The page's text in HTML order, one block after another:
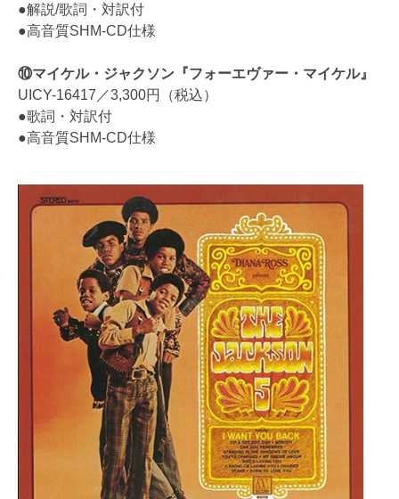
●解説/歌詞・対訳付
●高音質SHM-CD仕様
⑩マイケル・ジャクソン『フォーエヴァー・マイケル』
UICY-16417／3,300円（税込）
●歌詞・対訳付
●高音質SHM-CD仕様